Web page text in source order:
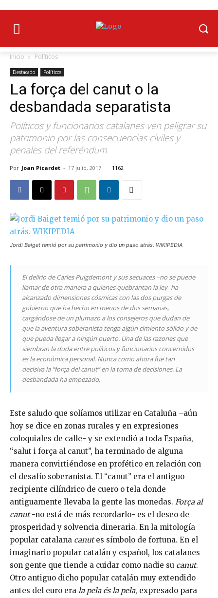
Inicio Políticos
Destacado Políticos
La força del canut o la
desbandada separatista
Políticos y funcionarios catalanes ven peligrar su
patrimonio por las consecuencias civiles y
penales del referéndum
Por Joan Picardet - 17 julio, 2017 1162
Jordi Baiget temió por su patrimonio y dio un paso atrás. WIKIPEDIA
El delirio de Carles Puigdemont y sus secuaces –no se puede
llamar de otra manera a quienes quebrantan la ley- ha
alcanzado dimensiones cósmicas con las dos purgas de
gobierno que ha hecho en menos de dos semanas,
cargándose de un plumazo a los consejeros que dudan de
que la aventura soberanista tenga algún cimiento sólido y de
que pueda llegar a ningún puerto. Una de las razones que
siembran la duda entre políticos y funcionarios concernidos
es la económica personal. Nunca como ahora fue tan
decisiva la “força del canut” en la toma de decisiones. La
desbandada ha empezado.
Este saludo que solíamos utilizar en Cataluña –aún
hoy se dice en zonas rurales y en expresiones
coloquiales de calle- y se extendió a toda España,
“salut i força al canut”, ha terminado de alguna
manera convirtiéndose en profético en relación con
el desafío soberanista. El “canut” era el antiguo
recipiente cilíndrico de cuero o tela donde
antiguamente llevaba la gente las monedas. Força al
canut-no está de más recordarlo- es el deseo de
prosperidad y solvencia dineraria. En la mitología
popular catalana canutes símbolo de fortuna. En el
imaginario popular catalán y español, los catalanes
son gente que tiende a cuidar como nadie su canut.
Otro antiguo dicho popular catalán muy extendido
antes del euro era la pela és la pela, expresado para